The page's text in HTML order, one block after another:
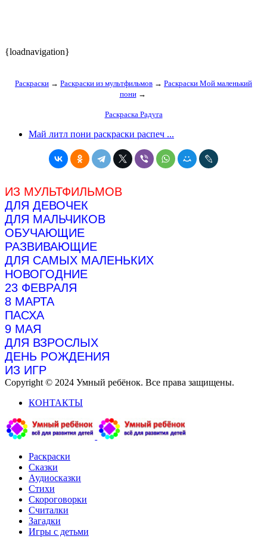
{loadnavigation}
Раскраски → Раскраски из мультфильмов → Раскраски Мой маленький
пони →
Раскраска Радуга
Май литл пони раскраски распеч ...
ИЗ МУЛЬТФИЛЬМОВ
ДЛЯ ДЕВОЧЕК
ДЛЯ МАЛЬЧИКОВ
ОБУЧАЮЩИЕ
РАЗВИВАЮЩИЕ
ДЛЯ САМЫХ МАЛЕНЬКИХ
НОВОГОДНИЕ
23 ФЕВРАЛЯ
8 МАРТА
ПАСХА
9 МАЯ
ДЛЯ ВЗРОСЛЫХ
ДЕНЬ РОЖДЕНИЯ
ИЗ ИГР
Copyright © 2024 Умный ребёнок. Все права защищены.
КОНТАКТЫ
Раскраски
Сказки
Аудиосказки
Стихи
Скороговорки
Считалки
Загадки
Игры с детьми